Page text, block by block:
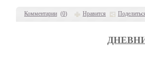
Комментарии (0) Нравится